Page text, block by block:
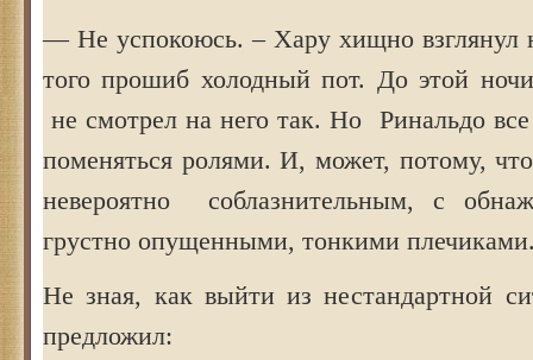
— Не успокоюсь. – Хару хищно взглянул
того прошиб холодный пот. До этой
не смотрел на него так. Но Ринальдо
поменяться ролями. И, может, потому,
невероятно соблазнительным, с
грустно опущенными, тонкими
Не зная, как выйти из нестандартной
предложил: